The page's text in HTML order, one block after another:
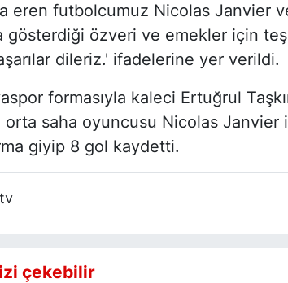
eren futbolcumuz Nicolas Janvier
gösterdiği özveri ve emekler için
dileriz.' ifadelerine yer verildi.
formasıyla kaleci Ertuğrul
saha oyuncusu Nicolas Janvier
giyip 8 gol kaydetti.
çekebilir